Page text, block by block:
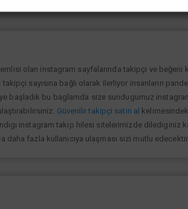
olan instagram sayfalarında takipçi ve
takipçi sayısına bağlı olarak ilerliyor insanların
başladık bu baglamda size sundugumuz
Güvenilir takipçi satın al
instagram takip hilesi sitelerimizde dilediginiz
daha fazla kullanıcıya ulaşması sizi mutlu